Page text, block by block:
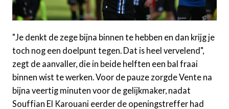
"Je denkt de zege bijna binnen te hebben en dan krijg je
toch nog een doelpunt tegen. Dat is heel vervelend",
zegt de aanvaller, die in beide helften een bal fraai
binnen wist te werken. Voor de pauze zorgde Vente na
bijna veertig minuten voor de gelijkmaker, nadat
Souffian El Karouani eerder de openingstreffer had